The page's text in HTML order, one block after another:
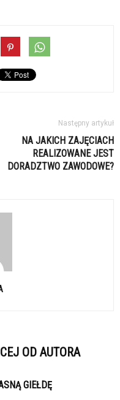
Następny artykuł
NA JAKICH ZAJĘCIACH
REALIZOWANE JEST
DORADZTWO ZAWODOWE?
OD AUTORA
GIEŁDĘ